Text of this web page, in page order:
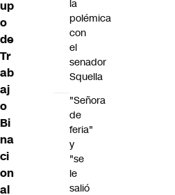
up
o
de
Tr
ab
aj
o
Bi
na
ci
on
al
la
polémica
con
el
senador
Squella
"Señora
de
feria"
y
"se
le
salió